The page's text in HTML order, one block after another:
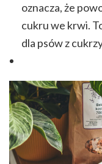
oznacza, że
cukru we krwi.
dla psów z